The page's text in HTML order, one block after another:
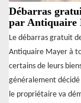
Débarras
par Antiquaire
Le débarras gratuit
Antiquaire Mayer à
certains de leurs
généralement décidé
le propriétaire va